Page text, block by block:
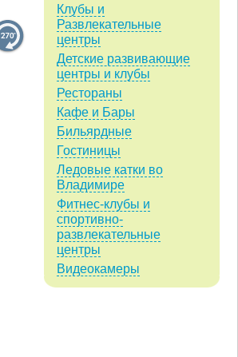
Клубы и
Развлекательные
центры
Детские развивающие
центры и клубы
Рестораны
Кафе и Бары
Бильярдные
Гостиницы
Ледовые катки во
Владимире
Фитнес-клубы и
спортивно-
развлекательные
центры
Видеокамеры